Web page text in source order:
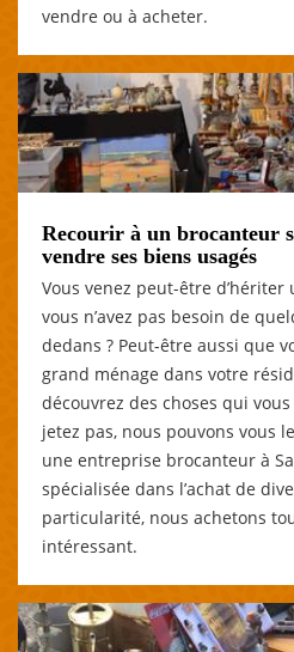
vendre ou à acheter.
Recourir à un brocanteur
vendre ses biens usagés
Vous venez peut-être d’hériter
vous n’avez pas besoin de
dedans ? Peut-être aussi que
grand ménage dans votre
découvrez des choses qui
jetez pas, nous pouvons vous
une entreprise brocanteur à
spécialisée dans l’achat de
particularité, nous achetons
intéressant.